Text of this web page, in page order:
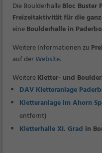
Die BoulderhalleBloc Buster
Freizeitaktivität für die
eineBoulderhalle in
Weitere Informationen zu
auf derWebsite.
WeitereKletter- und
DAV Kletteranlage
Kletteranlage im Ahorn
entfernt)
Kletterhalle XI. Grad in